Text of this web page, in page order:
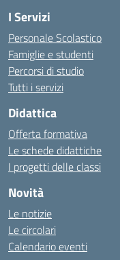
I Servizi
Personale Scolastico
Famiglie e studenti
Percorsi di studio
Tutti i servizi
Didattica
Offerta formativa
Le schede didattiche
I progetti delle classi
Novità
Le notizie
Le circolari
Calendario eventi